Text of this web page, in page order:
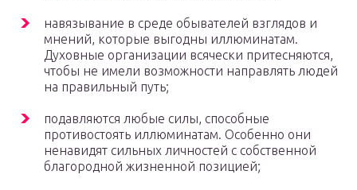
навязывание в среде обывателей взглядов и
мнений, которые выгодны иллюминатам.
Духовные организации всячески притесняются,
чтобы не имели возможности направлять людей
на правильный путь;
подавляются любые силы, способные
противостоять иллюминатам. Особенно они
ненавидят сильных личностей с собственной
благородной жизненной позицией;